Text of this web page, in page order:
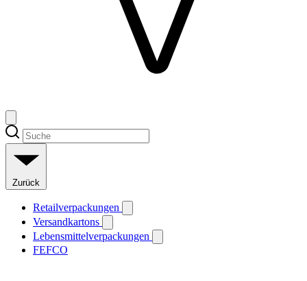
Zurück
Retailverpackungen
Versandkartons
Lebensmittelverpackungen
FEFCO